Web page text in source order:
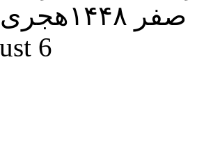
۲۲ صفر ۱۴۴۸هجری قمری
6